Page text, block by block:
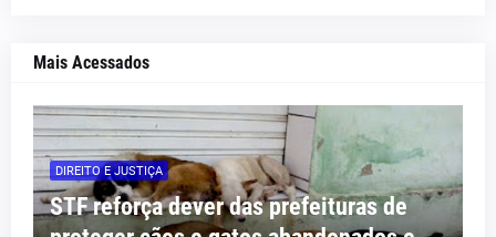
Mais Acessados
DIREITO E JUSTIÇA
STF reforça dever das prefeituras de